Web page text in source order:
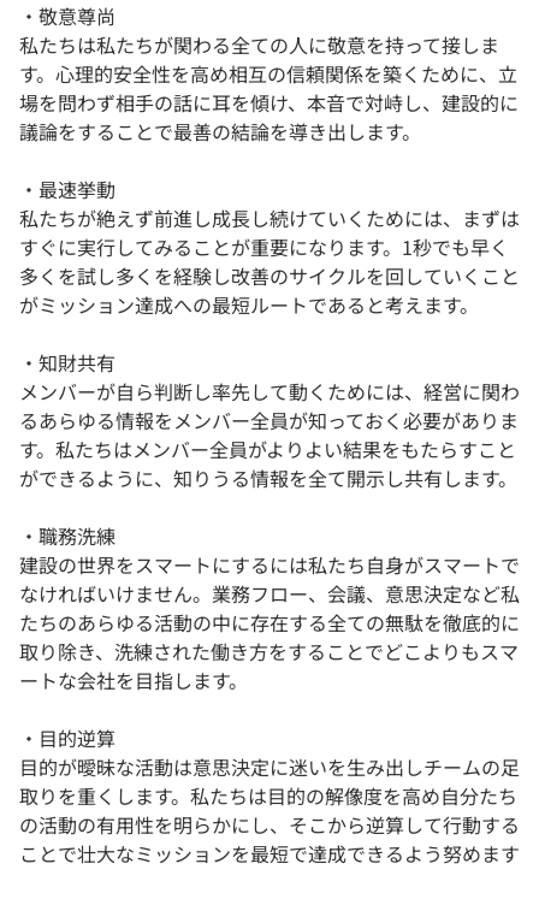
・敬意尊尚
私たちは私たちが関わる全ての人に敬意を持って接しま
す。心理的安全性を高め相互の信頼関係を築くために、立
場を問わず相手の話に耳を傾け、本音で対峙し、建設的に
議論をすることで最善の結論を導き出します。
・最速挙動
私たちが絶えず前進し成長し続けていくためには、まずは
すぐに実行してみることが重要になります。1秒でも早く
多くを試し多くを経験し改善のサイクルを回していくこと
がミッション達成への最短ルートであると考えます。
・知財共有
メンバーが自ら判断し率先して動くためには、経営に関わ
るあらゆる情報をメンバー全員が知っておく必要がありま
す。私たちはメンバー全員がよりよい結果をもたらすこと
ができるように、知りうる情報を全て開示し共有します。
・職務洗練
建設の世界をスマートにするには私たち自身がスマートで
なければいけません。業務フロー、会議、意思決定など私
たちのあらゆる活動の中に存在する全ての無駄を徹底的に
取り除き、洗練された働き方をすることでどこよりもスマ
ートな会社を目指します。
・目的逆算
目的が曖昧な活動は意思決定に迷いを生み出しチームの足
取りを重くします。私たちは目的の解像度を高め自分たち
の活動の有用性を明らかにし、そこから逆算して行動する
ことで壮大なミッションを最短で達成できるよう努めます